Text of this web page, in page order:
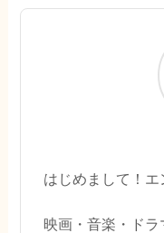
はじめまして！
映画・音楽・ド